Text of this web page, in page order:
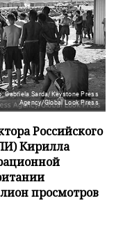
Gabriela Sarda/Keystone Press
Agency/Global Look Press
Российского
Кирилла
просмотров